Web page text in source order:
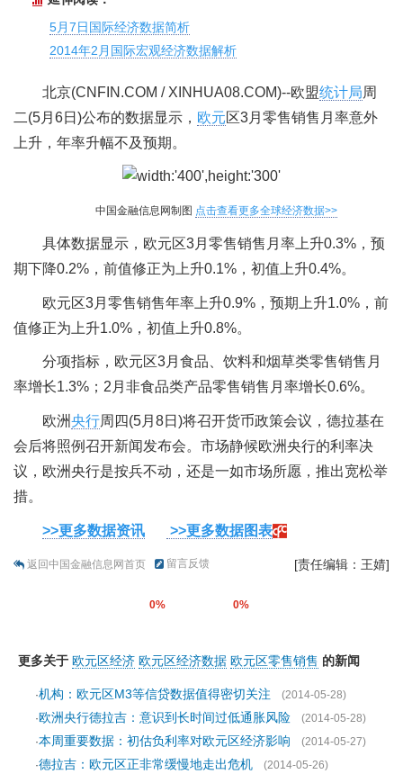
5月7日国际经济数据简析
2014年2月国际宏观经济数据解析
北京(CNFIN.COM / XINHUA08.COM)--欧盟统计局周
二(5月6日)公布的数据显示， 欧元区3月零售销售月率意外
上升，年率升幅不及预期。
中国金融信息网制图 点击查看更多全球经济数据>>
具体数据显示，欧元区3月零售销售月率上升0.3%，预
期下降0.2%，前值修正为上升0.1%，初值上升0.4%。
欧元区3月零售销售年率上升0.9%，预期上升1.0%，前
值修正为上升1.0%，初值上升0.8%。
分项指标，欧元区3月食品、饮料和烟草类零售销售月
率增长1.3%；2月非食品类产品零售销售月率增长0.6%。
欧洲央行周四(5月8日)将召开货币政策会议，德拉基在
会后将照例召开新闻发布会。市场静候欧洲央行的利率决
议，欧洲央行是按兵不动，还是一如市场所愿，推出宽松举
措。
>>更多数据资讯 >>更多数据图表
返回中国金融信息网首页 留言反馈 [责任编辑：王婧]
0% 0%
更多关于 欧元区经济 欧元区经济数据 欧元区零售销售 的新闻
·机构：欧元区M3等信贷数据值得密切关注
(2014-05-28)
·欧洲央行德拉吉：意识到长时间过低通胀风险
(2014-05-28)
·本周重要数据：初估负利率对欧元区经济影响
(2014-05-27)
·德拉吉：欧元区正非常缓慢地走出危机 (2014-05-26)